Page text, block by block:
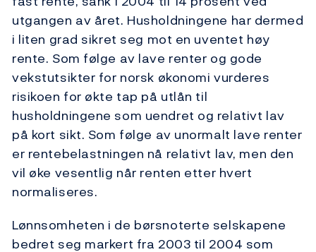
utgangen av året. Husholdningene har dermed
i liten grad sikret seg mot en uventet høy
rente. Som følge av lave renter og gode
vekstutsikter for norsk økonomi vurderes
risikoen for økte tap på utlån til
husholdningene som uendret og relativt lav
på kort sikt. Som følge av unormalt lave renter
er rentebelastningen nå relativt lav, men den
vil øke vesentlig når renten etter hvert
normaliseres.
Lønnsomheten i de børsnoterte selskapene
bedret seg markert fra 2003 til 2004 som